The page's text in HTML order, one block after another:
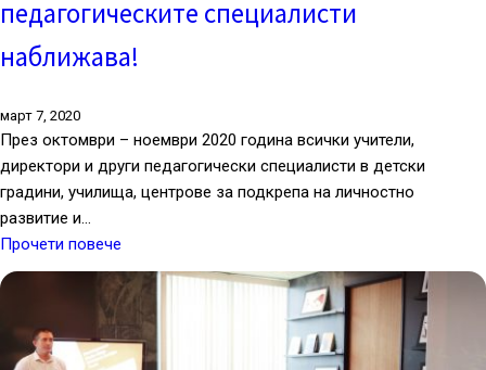
педагогическите специалисти
наближава!
март 7, 2020
През октомври – ноември 2020 година всички учители,
директори и други педагогически специалисти в детски
градини, училища, центрове за подкрепа на личностно
развитие и…
Прочети повече